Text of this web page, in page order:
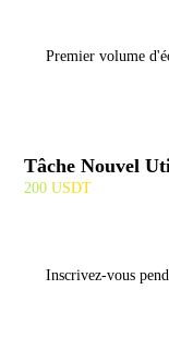
Premier volume
Tâche Nouvel
200 USDT
Inscrivez-vous